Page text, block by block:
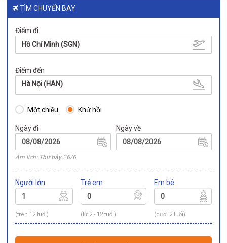
TÌM CHUYẾN BAY
Điểm đi
Hồ Chí Minh (SGN)
Điểm đến
Hà Nội (HAN)
Một chiều Khứ hồi
Ngày đi
Âm lịch: Thứ bảy 26/6
Ngày về
Người lớn
(trên 12 tuổi)
Trẻ em
(từ 2 - 12 tuổi)
Em bé
(dưới 2 tuổi)